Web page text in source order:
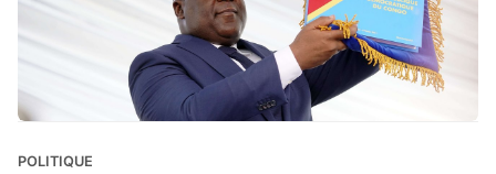
POLITIQUE